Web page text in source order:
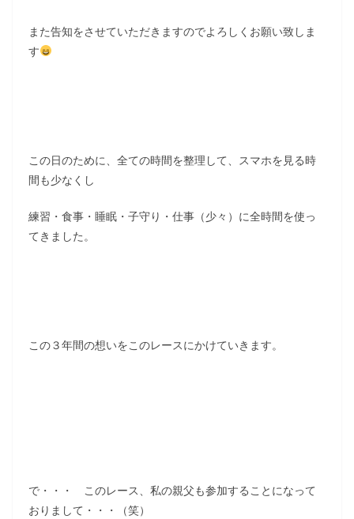
また告知をさせていただきますのでよろしくお願い致しま
す
この日のために、全ての時間を整理して、スマホを見る時
間も少なくし
練習・食事・睡眠・子守り・仕事（少々）に全時間を使っ
てきました。
この３年間の想いをこのレースにかけていきます。
で・・・ このレース、私の親父も参加することになって
おりまして・・・（笑）